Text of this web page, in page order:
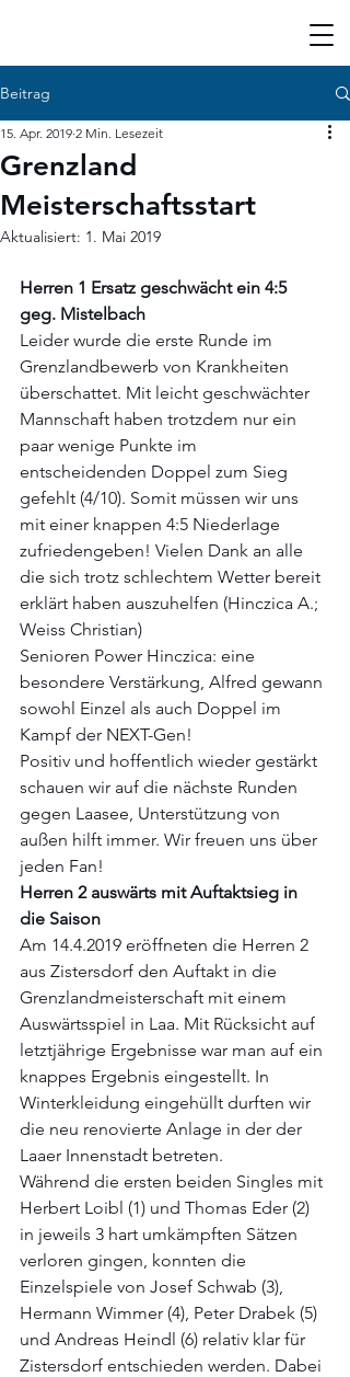
Beitrag
Grenzland
Meisterschaftsstart
15. Apr. 2019 2 Min. Lesezeit
Aktualisiert: 1. Mai 2019
Herren 1 Ersatz geschwächt ein 4:5
geg. Mistelbach
Leider wurde die erste Runde im
Grenzlandbewerb von Krankheiten
überschattet. Mit leicht geschwächter
Mannschaft haben trotzdem nur ein
paar wenige Punkte im
entscheidenden Doppel zum Sieg
gefehlt (4/10). Somit müssen wir uns
mit einer knappen 4:5 Niederlage
zufriedengeben! Vielen Dank an alle
die sich trotz schlechtem Wetter bereit
erklärt haben auszuhelfen (Hinczica A.;
Weiss Christian)
Senioren Power Hinczica: eine
besondere Verstärkung, Alfred gewann
sowohl Einzel als auch Doppel im
Kampf der NEXT-Gen!
Positiv und hoffentlich wieder gestärkt
schauen wir auf die nächste Runden
gegen Laasee, Unterstützung von
außen hilft immer. Wir freuen uns über
jeden Fan!
Herren 2 auswärts mit Auftaktsieg in
die Saison
Am 14.4.2019 eröffneten die Herren 2
aus Zistersdorf den Auftakt in die
Grenzlandmeisterschaft mit einem
Auswärtsspiel in Laa. Mit Rücksicht auf
letztjährige Ergebnisse war man auf ein
knappes Ergebnis eingestellt. In
Winterkleidung eingehüllt durften wir
die neu renovierte Anlage in der der
Laaer Innenstadt betreten.
Während die ersten beiden Singles mit
Herbert Loibl (1) und Thomas Eder (2)
in jeweils 3 hart umkämpften Sätzen
verloren gingen, konnten die
Einzelspiele von Josef Schwab (3),
Hermann Wimmer (4), Peter Drabek (5)
und Andreas Heindl (6) relativ klar für
Zistersdorf entschieden werden. Dabei